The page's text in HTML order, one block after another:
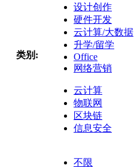
类别:
设计创作
硬件开发
云计算/大数据
升学/留学
Office
网络营销
云计算
物联网
区块链
信息安全
不限